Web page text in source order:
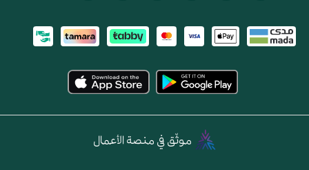
موثّق في منصة الأعمال